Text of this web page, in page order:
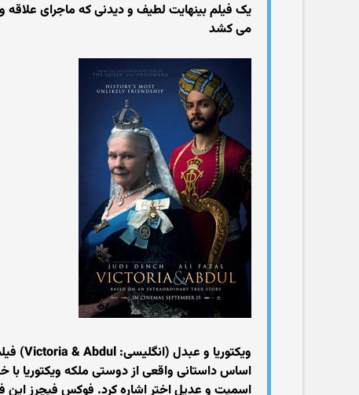
یک فیلم بینهایت لطیف و دیدنی که ماجرای
می کشد
اساس داستانی واقعی از دوستی ملکه ویکتوریا
اسمیت و عدیل اختر اشاره کرد. فوکس فیچرز این فیلم را در ۲۲ سپتامبر